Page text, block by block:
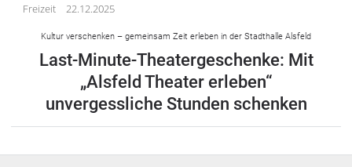
Freizeit 22.12.2025
Kultur verschenken – gemeinsam Zeit erleben in der Stadthalle Alsfeld
Last-Minute-Theatergeschenke: Mit
„Alsfeld Theater erleben“
unvergessliche Stunden schenken